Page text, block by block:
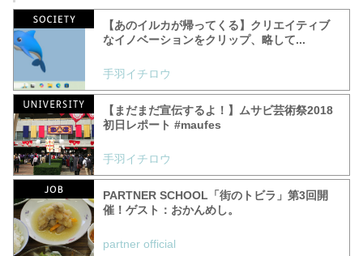
【あのイルカが帰ってくる】クリエイティブ
なイノベーションをクリップ、略して...
手羽イチロウ
【まだまだ宣伝するよ！】ムサビ芸術祭2018
初日レポート #‎maufes
手羽イチロウ
PARTNER SCHOOL「街のトビラ」第3回開
催！ゲスト：おかんめし。
partner official